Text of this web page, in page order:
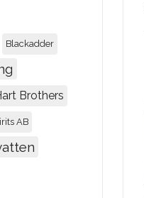
Blackadder
Brothers
AB
Benromach 5 year old
Four Roses Small Batch